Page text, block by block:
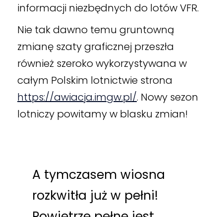
informacji niezbędnych do lotów VFR.
Nie tak dawno temu gruntowną
zmianę szaty graficznej przeszła
również szeroko wykorzystywana w
całym Polskim lotnictwie strona
https://awiacja.imgw.pl/. Nowy sezon
lotniczy powitamy w blasku zmian!
A tymczasem wiosna
rozkwitła już w pełni!